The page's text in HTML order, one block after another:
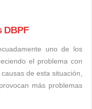
DBPF
uno de los
el problema con
de esta situación,
más problemas